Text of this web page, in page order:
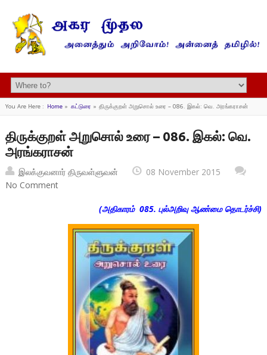
You Are Here : Home» கட்டுரை » திருக்குறள் அறுசொல் உரை – 086. இகல்: வெ. அரங்கராசன்
திருக்குறள் அறுசொல் உரை – 086. இகல்: வெ.
அரங்கராசன்
இலக்குவனார் திருவள்ளுவன்
08 November 2015
No Comment
(அதிகாரம் 085. புல்அறிவு ஆண்மை தொடர்ச்சி)